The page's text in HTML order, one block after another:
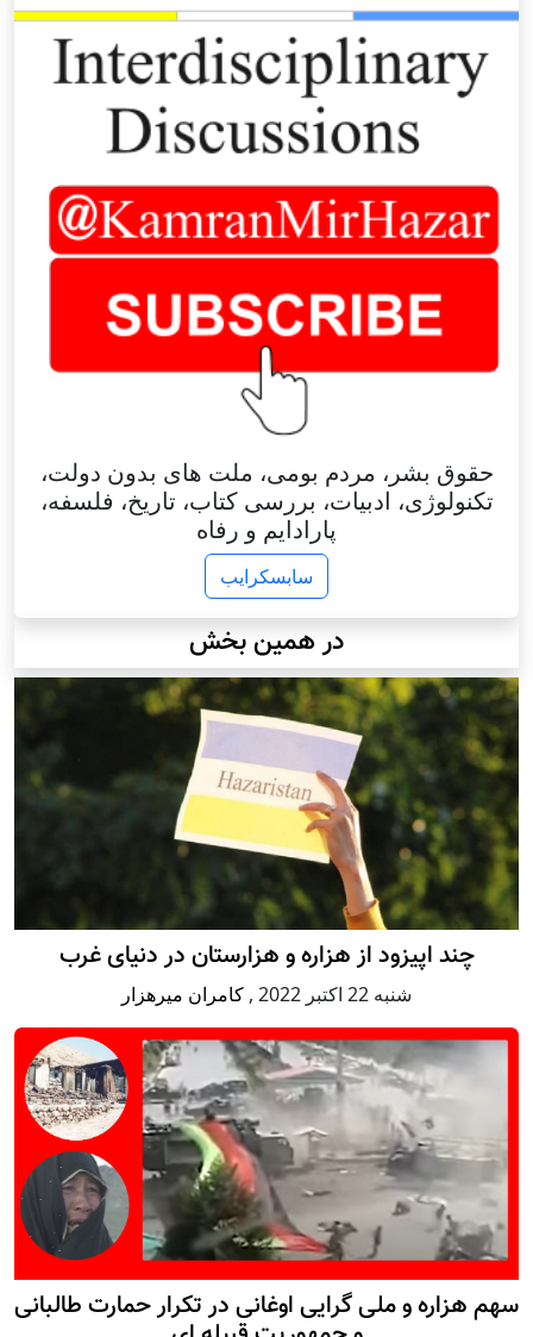
حقوق بشر، مردم بومی، ملت های بدون دولت،
تکنولوژی، ادبیات، بررسی کتاب، تاریخ، فلسفه،
پارادایم و رفاه
سابسکرایب
در همین بخش
چند اپیزود از هزاره و هزارستان در دنیای غرب
شنبه 22 اكتبر 2022 , کامران میرهزار
سهم هزاره و ملی گرایی اوغانی در تکرار حمارت طالبانی